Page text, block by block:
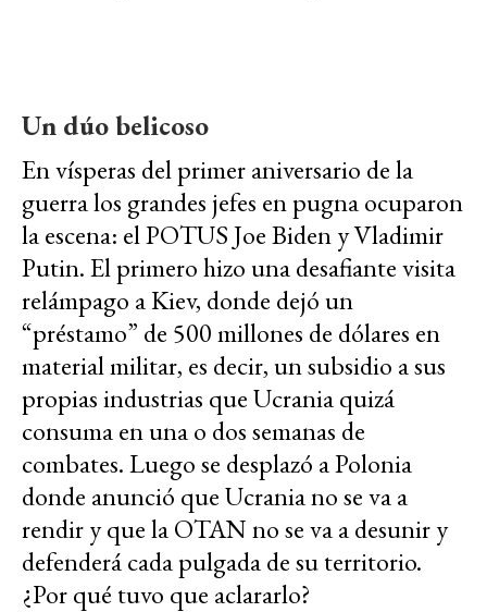
Un dúo belicoso
En vísperas del primer aniversario de la
guerra los grandes jefes en pugna ocuparon
la escena: el POTUS Joe Biden y Vladimir
Putin. El primero hizo una desafiante visita
relámpago a Kiev, donde dejó un
“préstamo” de 500 millones de dólares en
material militar, es decir, un subsidio a sus
propias industrias que Ucrania quizá
consuma en una o dos semanas de
combates. Luego se desplazó a Polonia
donde anunció que Ucrania no se va a
rendir y que la OTAN no se va a desunir y
defenderá cada pulgada de su territorio.
¿Por qué tuvo que aclararlo?